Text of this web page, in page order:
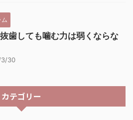
歯しても噛む力は弱くならな
30
カテゴリー